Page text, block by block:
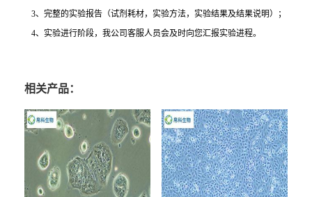
3、完整的实验报告（试剂耗材，实验方法，实验结果及结果说明）；
4、实验进行阶段，我公司客服人员会及时向您汇报实验进程。
相关产品：